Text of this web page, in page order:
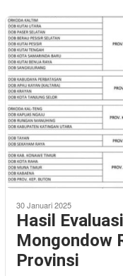
30 Januari 2025
Hasil
Mongondow
Provinsi